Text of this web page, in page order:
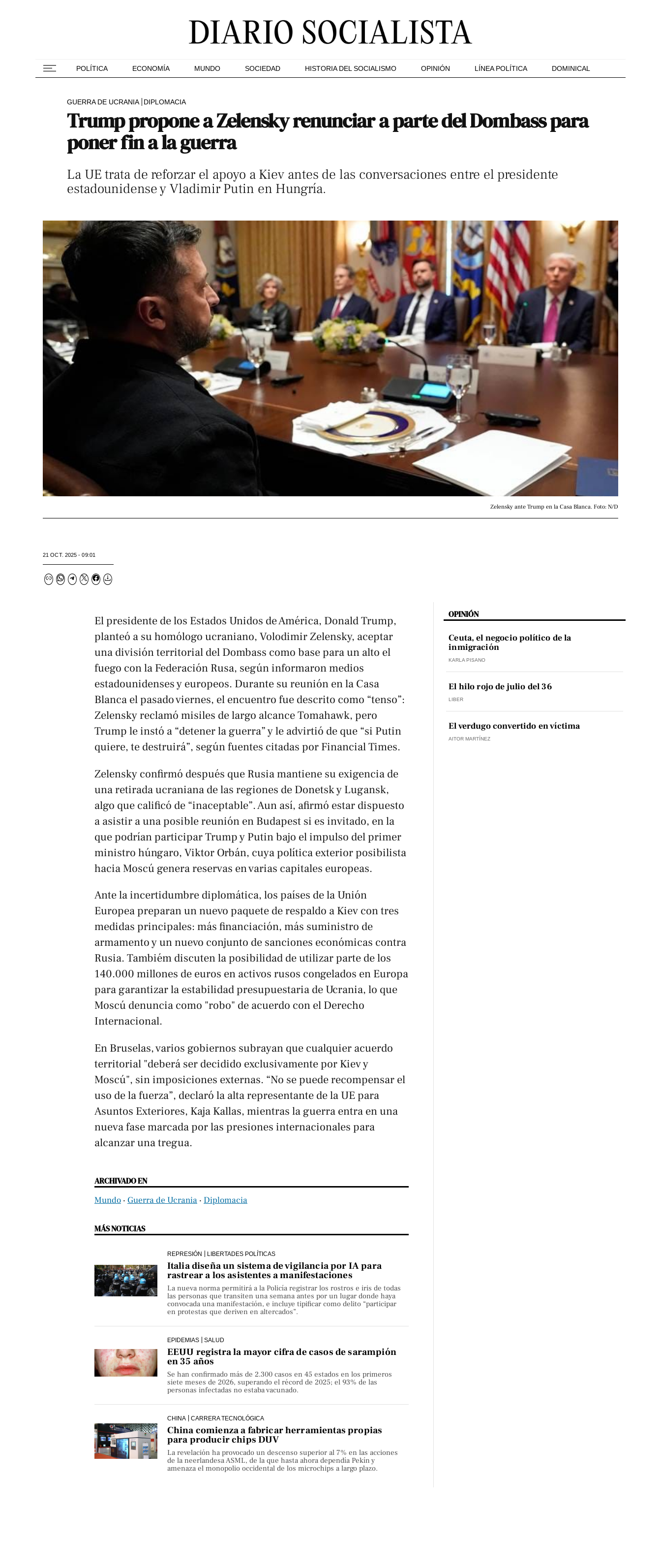
POLÍTICA ECONOMÍA MUNDO SOCIEDAD HISTORIA DEL SOCIALISMO OPINIÓN LÍNEA POLÍTICA DOMINICAL
GUERRA DE UCRANIA DIPLOMACIA
Trump propone a Zelensky renunciar a parte del Dombass para
poner fin a la guerra
La UE trata de reforzar el apoyo a Kiev antes de las conversaciones entre el presidente
estadounidense y Vladimir Putin en Hungría.
Zelensky ante Trump en la Casa Blanca. Foto: N/D
21 OCT. 2025 - 09:01
El presidente de los Estados Unidos de América, Donald Trump,
planteó a su homólogo ucraniano, Volodimir Zelensky, aceptar
una división territorial del Dombass como base para un alto el
fuego con la Federación Rusa, según informaron medios
estadounidenses y europeos. Durante su reunión en la Casa
Blanca el pasado viernes, el encuentro fue descrito como “tenso”:
Zelensky reclamó misiles de largo alcance Tomahawk, pero
Trump le instó a “detener la guerra” y le advirtió de que “si Putin
quiere, te destruirá”, según fuentes citadas por Financial Times.
Zelensky confirmó después que Rusia mantiene su exigencia de
una retirada ucraniana de las regiones de Donetsk y Lugansk,
algo que calificó de “inaceptable”. Aun así, afirmó estar dispuesto
a asistir a una posible reunión en Budapest si es invitado, en la
que podrían participar Trump y Putin bajo el impulso del primer
ministro húngaro, Viktor Orbán, cuya política exterior posibilista
hacia Moscú genera reservas en varias capitales europeas.
Ante la incertidumbre diplomática, los países de la Unión
Europea preparan un nuevo paquete de respaldo a Kiev con tres
medidas principales: más financiación, más suministro de
armamento y un nuevo conjunto de sanciones económicas contra
Rusia. Tambiém discuten la posibilidad de utilizar parte de los
140.000 millones de euros en activos rusos congelados en Europa
para garantizar la estabilidad presupuestaria de Ucrania, lo que
Moscú denuncia como "robo" de acuerdo con el Derecho
Internacional.
En Bruselas, varios gobiernos subrayan que cualquier acuerdo
territorial "deberá ser decidido exclusivamente por Kiev y
Moscú", sin imposiciones externas. “No se puede recompensar el
uso de la fuerza”, declaró la alta representante de la UE para
Asuntos Exteriores, Kaja Kallas, mientras la guerra entra en una
nueva fase marcada por las presiones internacionales para
alcanzar una tregua.
ARCHIVADO EN
Mundo ‧ Guerra de Ucrania ‧ Diplomacia
MÁS NOTICIAS
REPRESIÓN LIBERTADES POLÍTICAS
Italia diseña un sistema de vigilancia por IA para
rastrear a los asistentes a manifestaciones
La nueva norma permitirá a la Policía registrar los rostros e iris de todas
las personas que transiten una semana antes por un lugar donde haya
convocada una manifestación, e incluye tipificar como delito “participar
en protestas que deriven en altercados”.
EPIDEMIAS SALUD
EEUU registra la mayor cifra de casos de sarampión
en 35 años
Se han confirmado más de 2.300 casos en 45 estados en los primeros
siete meses de 2026, superando el récord de 2025; el 93% de las
personas infectadas no estaba vacunado.
CHINA CARRERA TECNOLÓGICA
China comienza a fabricar herramientas propias
para producir chips DUV
La revelación ha provocado un descenso superior al 7% en las acciones
de la neerlandesa ASML, de la que hasta ahora dependía Pekín y
amenaza el monopolio occidental de los microchips a largo plazo.
OPINIÓN
Ceuta, el negocio político de la
inmigración
KARLA PISANO
El hilo rojo de julio del 36
LIBER
El verdugo convertido en víctima
AITOR MARTÍNEZ